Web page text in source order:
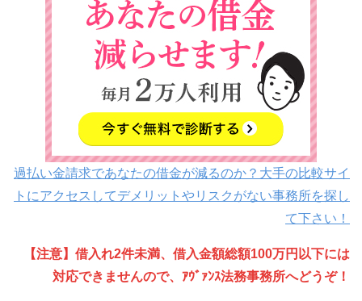
過払い金請求であなたの借金が減るのか？大手の比較サイ
トにアクセスしてデメリットやリスクがない事務所を探し
て下さい！
【注意】借入れ2件未満、借入金額総額100万円以下には
対応できませんので、ｱｳﾞｧﾝｽ法務事務所へどうぞ！